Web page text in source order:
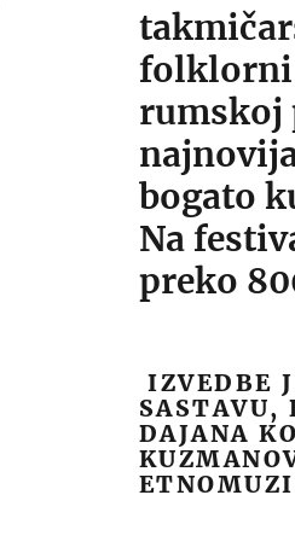
folklorni
rumskoj
bogato
Na
preko
IZVEDBE
SASTAVU,
DAJANA